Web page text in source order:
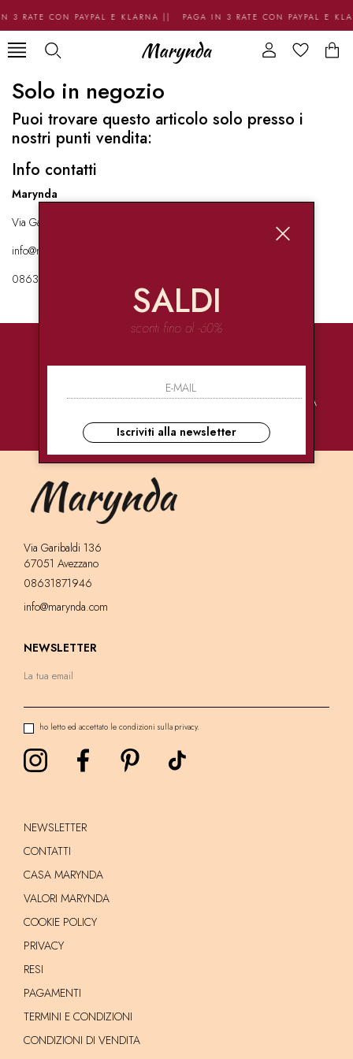
3 RATE CON PAYPAL E KLARNA || PAGA IN 3 RATE CON PAYPAL E
Solo in negozio
Puoi trovare questo articolo solo presso i
nostri punti vendita:
Info contatti
Marynda
Via Garibaldi 136 67051 Avezzano
info@marynda.com
08631871946
PAGAMENTI
CONSEGNE
ULTRA RAPIDE
ASSISTENZA
Via Garibaldi 136
67051 Avezzano
08631871946
info@marynda.com
NEWSLETTER
ho letto ed accettato le condizioni sulla privacy.
NEWSLETTER
CONTATTI
CASA MARYNDA
VALORI MARYNDA
COOKIE POLICY
PRIVACY
RESI
PAGAMENTI
TERMINI E CONDIZIONI
CONDIZIONI DI VENDITA
SALDI
sconti fino al -60%
Iscriviti alla newsletter